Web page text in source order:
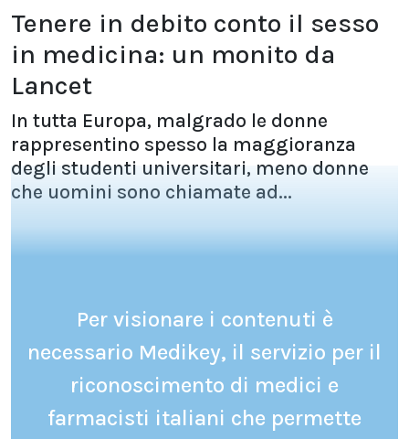
Tenere in debito conto il sesso
in medicina: un monito da
Lancet
In tutta Europa, malgrado le donne
rappresentino spesso la maggioranza
degli studenti universitari, meno donne
che uomini sono chiamate ad...
Per visionare i contenuti è
necessario Medikey, il servizio per il
riconoscimento di medici e
farmacisti italiani che permette